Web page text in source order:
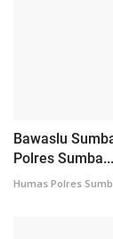
Bawaslu
Polres Sumba...
Humas Polres